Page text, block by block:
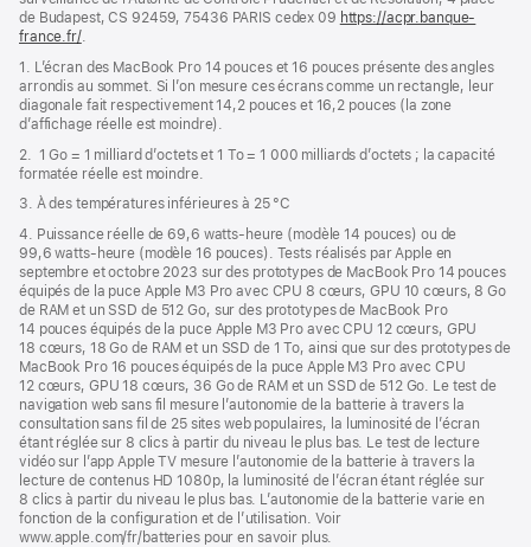
de Budapest, CS 92459, 75436 PARIS cedex 09 https://acpr.banque-
france.fr/(s’ouvre
une
nouvelle
fenêtre)
.
1. L’écran des MacBook Pro 14 pouces et 16 pouces présente des angles
arrondis au sommet. Si l’on mesure ces écrans comme un rectangle, leur
diagonale fait respectivement 14,2 pouces et 16,2 pouces (la zone
d’affichage réelle est moindre).
2. 1 Go = 1 milliard d’octets et 1 To = 1 000 milliards d’octets ; la capacité
formatée réelle est moindre.
3. À des températures inférieures à 25 °C
4. Puissance réelle de 69,6 watts-heure (modèle 14 pouces) ou de
99,6 watts-heure (modèle 16 pouces). Tests réalisés par Apple en
septembre et octobre 2023 sur des prototypes de MacBook Pro 14 pouces
équipés de la puce Apple M3 Pro avec CPU 8 cœurs, GPU 10 cœurs, 8 Go
de RAM et un SSD de 512 Go, sur des prototypes de MacBook Pro
14 pouces équipés de la puce Apple M3 Pro avec CPU 12 cœurs, GPU
18 cœurs, 18 Go de RAM et un SSD de 1 To, ainsi que sur des prototypes de
MacBook Pro 16 pouces équipés de la puce Apple M3 Pro avec CPU
12 cœurs, GPU 18 cœurs, 36 Go de RAM et un SSD de 512 Go. Le test de
navigation web sans fil mesure l’autonomie de la batterie à travers la
consultation sans fil de 25 sites web populaires, la luminosité de l’écran
étant réglée sur 8 clics à partir du niveau le plus bas. Le test de lecture
vidéo sur l’app Apple TV mesure l’autonomie de la batterie à travers la
lecture de contenus HD 1080p, la luminosité de l’écran étant réglée sur
8 clics à partir du niveau le plus bas. L’autonomie de la batterie varie en
fonction de la configuration et de l’utilisation. Voir
www.apple.com/fr/batteries pour en savoir plus.